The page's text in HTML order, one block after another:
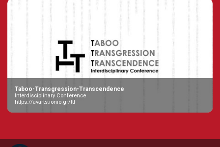
Taboo-Transgression-Transcendence
Interdisciplinary Conference
https://avarts.ionio.gr/ttt